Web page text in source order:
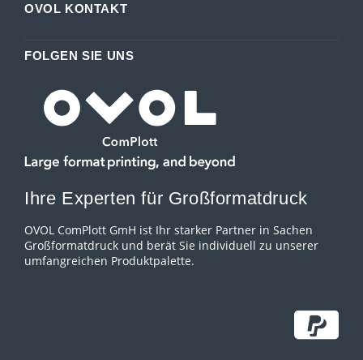
OVOL KONTAKT
FOLGEN SIE UNS
Ihre Experten für Großformatdruck
OVOL ComPlott GmH ist Ihr starker Partner in Sachen
Großformatdruck und berät Sie individuell zu unserer
umfangreichen Produktpalette.